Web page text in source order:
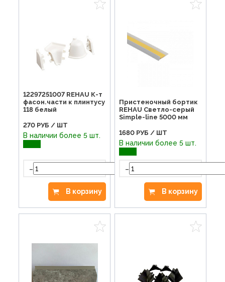
12297251007 REHAU К-т
фасон.части к плинтусу
118 белый
270 РУБ / ШТ
В наличии более 5 шт.
-
В корзину
Пристеночный бортик
REHAU Светло-серый
Simple-line 5000 мм
1680 РУБ / ШТ
В наличии более 5 шт.
-
В корзину